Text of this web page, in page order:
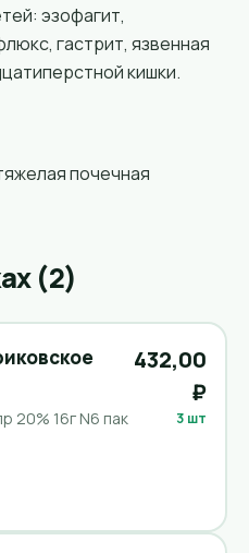
эзофагит,
гастрит, язвенная
кишки.
почечная
(2)
20% 16г N6 пак
432,00
₽
3 шт